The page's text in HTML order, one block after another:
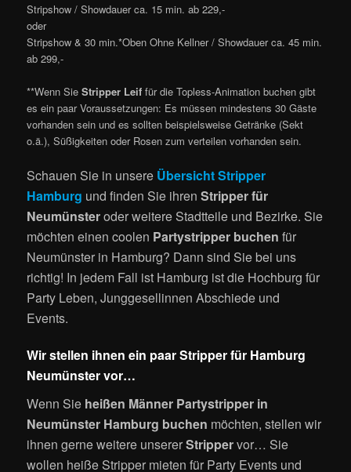
Stripshow / Showdauer ca. 15 min. ab 229,-
oder
Stripshow & 30 min.*Oben Ohne Kellner / Showdauer ca. 45 min.
ab 299,-
**Wenn SieStripper Leif für die Topless-Animation buchen gibt
es ein paar Voraussetzungen: Es müssen mindestens 30 Gäste
vorhanden sein und es sollten beispielsweise Getränke (Sekt
o.ä.), Süßigkeiten oder Rosen zum verteilen vorhanden sein.
Schauen Sie in unsere Übersicht Stripper
Hamburg und finden Sie ihrenStripper für
Neumünsteroder weitere Stadtteile und Bezirke. Sie
möchten einen coolen Partystripper buchen für
Neumünster in Hamburg? Dann sind Sie bei uns
richtig! In jedem Fall ist Hamburg ist die Hochburg für
Party Leben, Junggesellinnen Abschiede und
Events.
Wir stellen ihnen ein paar Stripper für Hamburg
Neumünster vor…
Wenn Sie heißen Männer Partystripper in
Neumünster Hamburg buchen möchten, stellen wir
ihnen gerne weitere unsererStrippervor… Sie
wollen heiße Stripper mieten für Party Events und